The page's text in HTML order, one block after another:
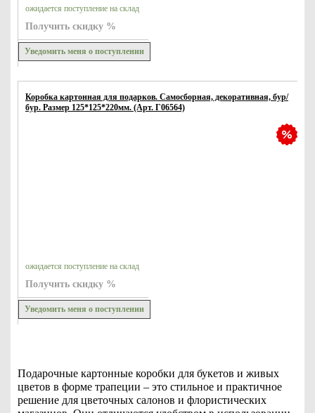
ожидается поступление на склад
Получить скидку %
Уведомить меня о поступлении
Коробка картонная для подарков. Самосборная, декоративная, бур/
бур. Размер 125*125*220мм. (Арт. Г06564)
ожидается поступление на склад
Получить скидку %
Уведомить меня о поступлении
Подарочные картонные коробки для букетов и живых
цветов в форме трапеции – это стильное и практичное
решение для цветочных салонов и флористических